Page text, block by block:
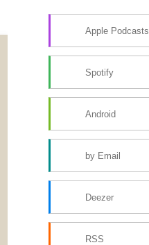
Apple Podcasts
Spotify
Android
by Email
Deezer
RSS